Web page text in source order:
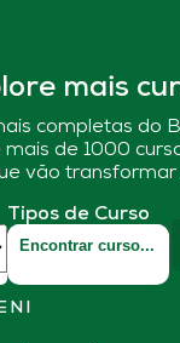
mais
completas do
de 1000
vão transformar
Tipos de Curso